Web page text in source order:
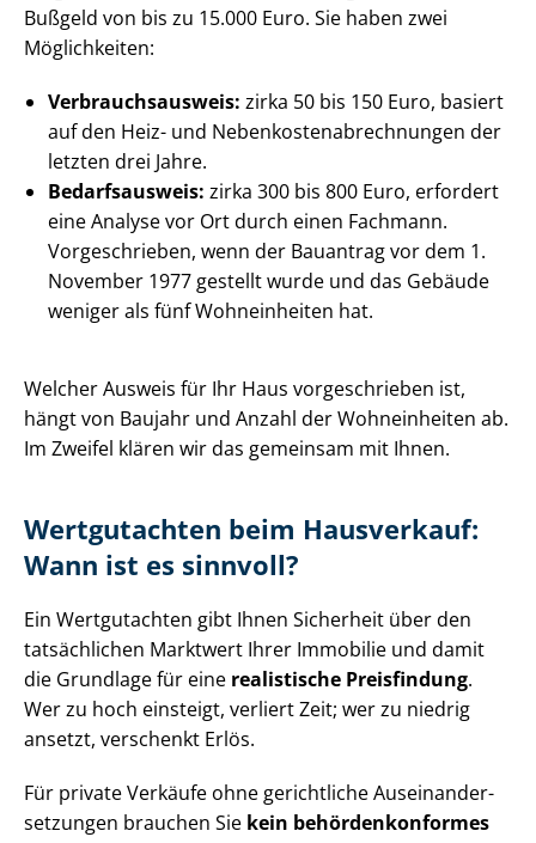
Bußgeld von bis zu 15.000 Euro. Sie haben zwei
Möglichkeiten:
Ver­brauchs­aus­weis: zirka 50 bis 150 Euro, basiert
auf den Heiz- und Ne­ben­kos­ten­ab­rech­nun­gen der
letzten drei Jahre.
Bedarfsausweis: zirka 300 bis 800 Euro, erfordert
eine Analyse vor Ort durch einen Fachmann.
Vorgeschrieben, wenn der Bauantrag vor dem 1.
November 1977 gestellt wurde und das Gebäude
weniger als fünf Wohneinheiten hat.
Welcher Ausweis für Ihr Haus vorgeschrieben ist,
hängt von Baujahr und Anzahl der Wohneinheiten ab.
Im Zweifel klären wir das gemeinsam mit Ihnen.
Wertgutachten beim Hausverkauf:
Wann ist es sinnvoll?
Ein Wertgutachten gibt Ihnen Sicherheit über den
tatsächlichen Marktwert Ihrer Immobilie und damit
die Grundlage für eine realistische Preisfindung.
Wer zu hoch einsteigt, verliert Zeit; wer zu niedrig
ansetzt, verschenkt Erlös.
Für private Verkäufe ohne gerichtliche Aus­ein­an­der­
set­zun­gen brauchen Sie kein be­hör­den­kon­for­mes